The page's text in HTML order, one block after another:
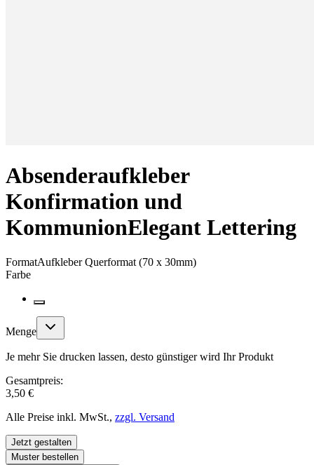
Absenderaufkleber
Konfirmation und
KommunionElegant Lettering
FormatAufkleber Querformat (70 x 30mm)
Farbe
Menge
Je mehr Sie drucken lassen, desto günstiger wird Ihr Produkt
Gesamtpreis:
3,50 €
Alle Preise inkl. MwSt., zzgl. Versand
Jetzt gestalten
Muster bestellen